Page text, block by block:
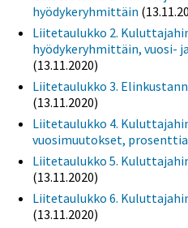
hyödykeryhmittäin
Liitetaulukko 2.
hyödykeryhmittäin, vuosi-
(13.11.2020)
Liitetaulukko 3.
(13.11.2020)
Liitetaulukko 4.
vuosimuutokset, prosenttia
Liitetaulukko 5.
(13.11.2020)
Liitetaulukko 6.
(13.11.2020)